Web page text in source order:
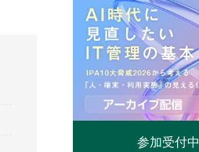
参加受付中